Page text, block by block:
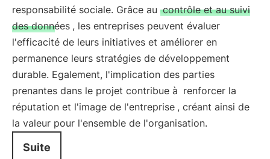
responsabilité sociale. Grâce au contrôle et au suivi
des données , les entreprises peuvent évaluer
l'efficacité de leurs initiatives et améliorer en
permanence leurs stratégies de développement
durable. Egalement, l'implication des parties
prenantes dans le projet contribue à renforcer la
réputation et l'image de l'entreprise , créant ainsi de
la valeur pour l'ensemble de l'organisation.
Suite